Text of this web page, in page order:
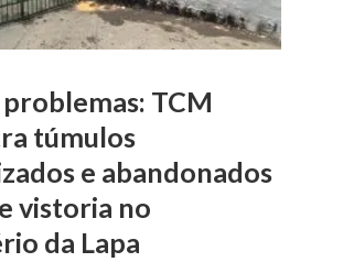
TCM
túmulos
e abandonados
vistoria no
da Lapa